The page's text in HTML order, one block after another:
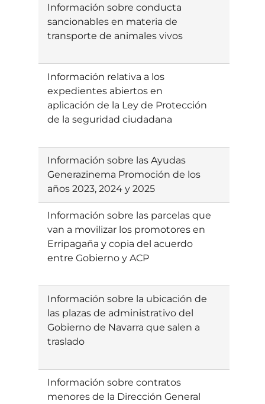
Información sobre conducta
sancionables en materia de
transporte de animales vivos
Información relativa a los
expedientes abiertos en
aplicación de la Ley de Protección
de la seguridad ciudadana
Información sobre las Ayudas
Generazinema Promoción de los
años 2023, 2024 y 2025
Información sobre las parcelas que
van a movilizar los promotores en
Erripagaña y copia del acuerdo
entre Gobierno y ACP
Información sobre la ubicación de
las plazas de administrativo del
Gobierno de Navarra que salen a
traslado
Información sobre contratos
menores de la Dirección General